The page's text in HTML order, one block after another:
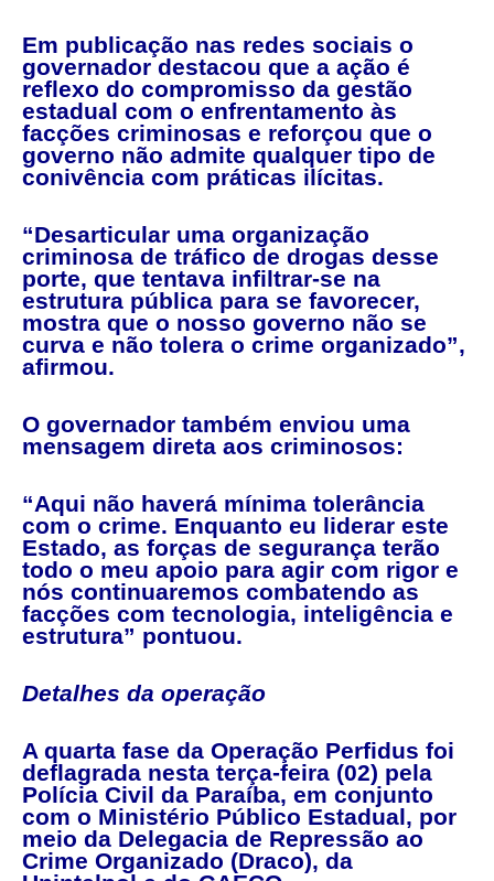
Em publicação nas redes sociais o
governador destacou que a ação é
reflexo do compromisso da gestão
estadual com o enfrentamento às
facções criminosas e reforçou que o
governo não admite qualquer tipo de
conivência com práticas ilícitas.
“Desarticular uma organização
criminosa de tráfico de drogas desse
porte, que tentava infiltrar-se na
estrutura pública para se favorecer,
mostra que o nosso governo não se
curva e não tolera o crime organizado”,
afirmou.
O governador também enviou uma
mensagem direta aos criminosos:
“Aqui não haverá mínima tolerância
com o crime. Enquanto eu liderar este
Estado, as forças de segurança terão
todo o meu apoio para agir com rigor e
nós continuaremos combatendo as
facções com tecnologia, inteligência e
estrutura” pontuou.
Detalhes da operação
A quarta fase da Operação Perfidus foi
deflagrada nesta terça-feira (02) pela
Polícia Civil da Paraíba, em conjunto
com o Ministério Público Estadual, por
meio da Delegacia de Repressão ao
Crime Organizado (Draco), da